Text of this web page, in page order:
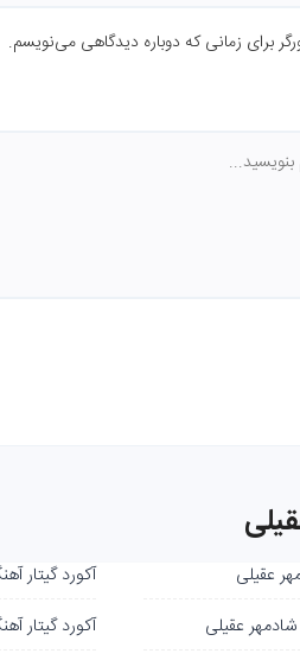
برای زمانی که دوباره دیدگاهی می‌نویسم.
عقیلی
عقیلی
آکورد گیتار
آکورد گیتار